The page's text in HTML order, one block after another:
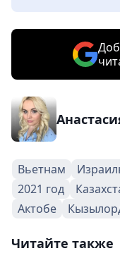
Вьетнам
2021 год
Актобе
Читайте также